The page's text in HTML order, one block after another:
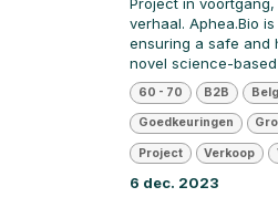
Project in
verhaal. Aphea.Bio
ensuring a safe and
novel science-based
60 - 70 B2B
Goedkeuringen
Project Verkoop
6 dec. 2023